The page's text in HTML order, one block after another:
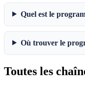
Quel est le
Où trouver le
Toutes les